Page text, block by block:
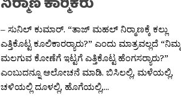
ನಿರ‍್ಮಾಣ ಕಾರ‍್ಮಿಕರು
– ಸುನಿಲ್ ಕುಮಾರ್. “ತಾಜ್ ಮಹಲ್ ನಿರ‍್ಮಾಣಕ್ಕೆ ಕಲ್ಲು
ಎತ್ತಿಕೊಟ್ಟ ಕೂಲಿಕಾರರ‍್ಯಾರು?” ಎಂದು ಮಾತ್ರವಲ್ಲದೆ “ನಿಮ್ಮ
ಮಲಗುವ ಕೋಣೆಗೆ ಇಟ್ಟಗೆ ಎತ್ತಿಕೊಟ್ಟ ಹೆಂಗಸರ‍್ಯಾರು?”
ಎಂಬುದನ್ನೂ ಆಲೋಚನೆ ಮಾಡಿ. ಬಿಸಿಲಲ್ಲಿ, ಮಳೆಯಲ್ಲಿ,
ಚಳಿಯಲ್ಲಿ ದೂಳಲ್ಲಿ, ಹೊಗೆಯಲ್ಲಿ,...